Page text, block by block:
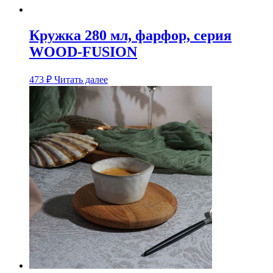
Кружка 280 мл, фарфор, cерия
WOOD-FUSION
473 ₽ Читать далее